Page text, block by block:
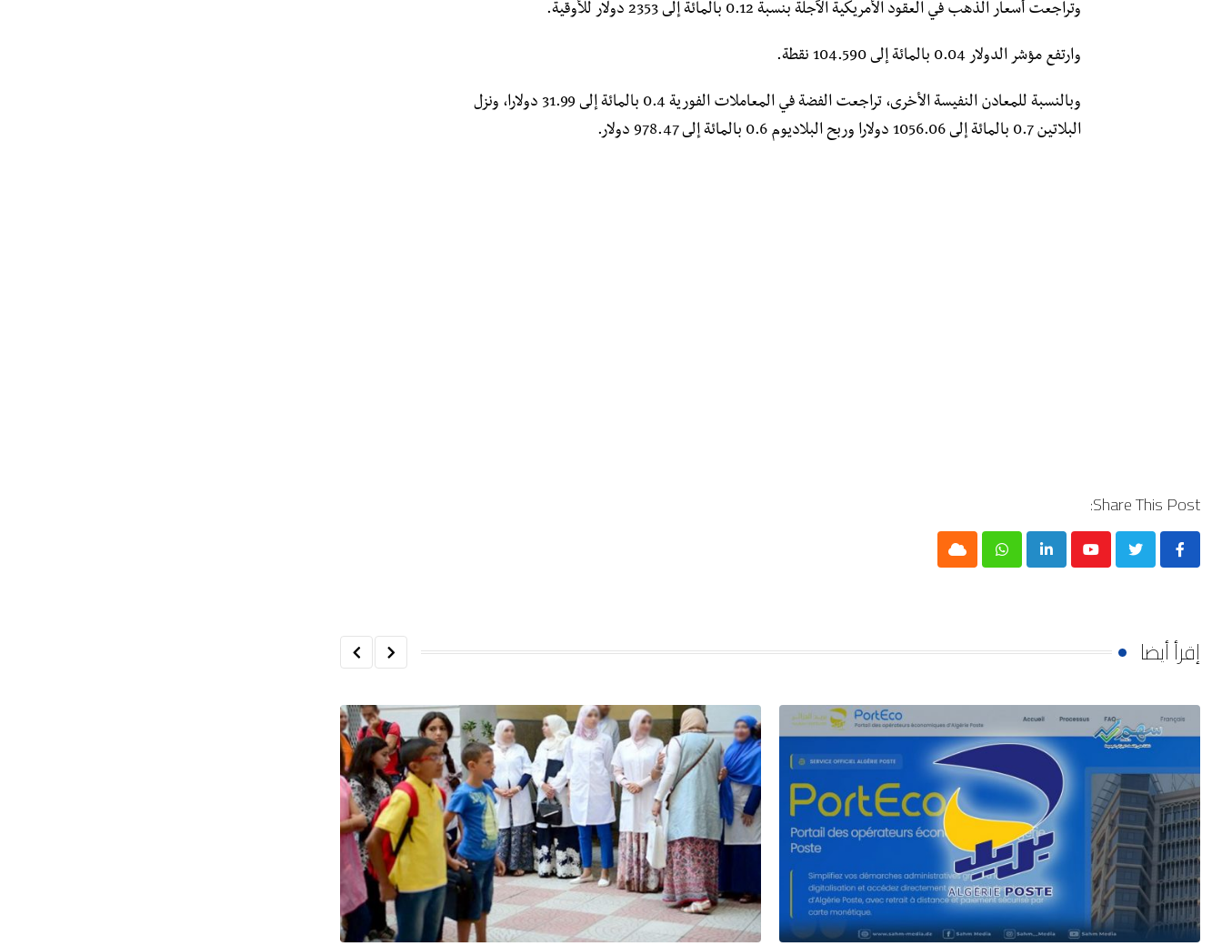
وتراجعت أسعار الذهب في العقود الأمريكية الآجلة بنسبة 0.12 بالمائة إلى 2353 دولار للأوقية.
وارتفع مؤشر الدولار 0.04 بالمائة إلى 104.590 نقطة.
وبالنسبة للمعادن النفيسة الأخرى، تراجعت الفضة في المعاملات الفورية 0.4 بالمائة إلى 31.99 دولارا، ونزل
البلاتين 0.7 بالمائة إلى 1056.06 دولارا وربح البلاديوم 0.6 بالمائة إلى 978.47 دولار.
Share This Post:
Youtube
LinkedIn
Whatsapp
Cloud
إقرأ أيضا